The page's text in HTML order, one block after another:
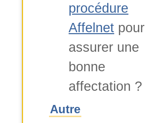
procédure
Affelnet pour
assurer une
bonne
affectation ?
Autre